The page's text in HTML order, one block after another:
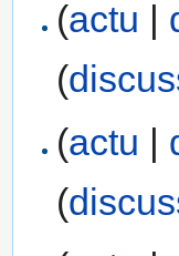
(actu |
(
(actu
(